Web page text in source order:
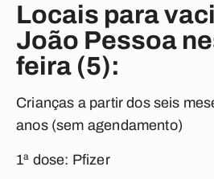
Locais para
João Pessoa
feira (5):
Crianças a partir dos seis
anos (sem agendamento)
1ª dose: Pfizer